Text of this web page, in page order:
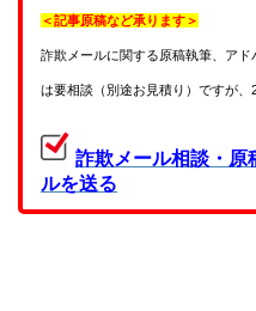
＜記事原稿など承ります＞
詐欺メールに関する原稿執筆、ア
は要相談（別途お見積り）ですが、
詐欺メール相談・原
ルを送る